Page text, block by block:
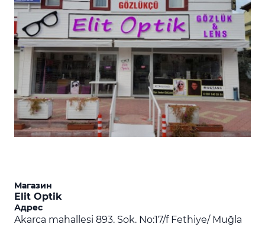
Магазин
Elit Optik
Адрес
Akarca mahallesi 893. Sok. No:17/f Fethiye/ Muğla